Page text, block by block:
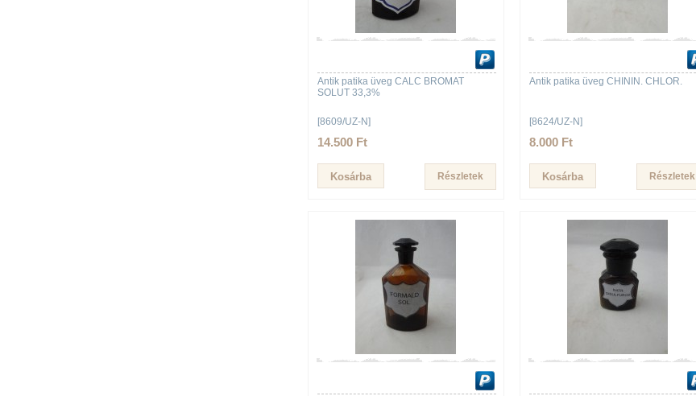
Antik patika üveg CALC BROMAT
SOLUT 33,3%
[8609/UZ-N]
14.500 Ft
Részletek
Antik patika üveg CHININ. CHLOR.
[8624/UZ-N]
8.000 Ft
Részletek